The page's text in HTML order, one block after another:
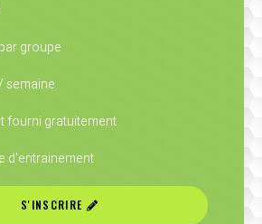
groupe
semaine
fourni gratuitement
d'entrainement
S'INSCRIRE